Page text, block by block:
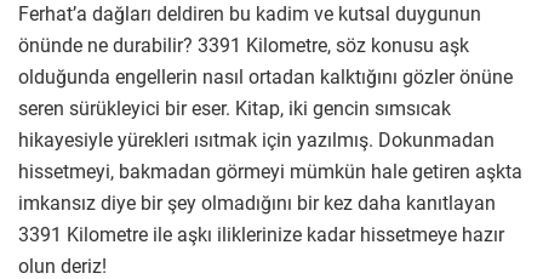
Ferhat’a dağları deldiren bu kadim ve kutsal duygunun
önünde ne durabilir? 3391 Kilometre, söz konusu aşk
olduğunda engellerin nasıl ortadan kalktığını gözler önüne
seren sürükleyici bir eser. Kitap, iki gencin sımsıcak
hikayesiyle yürekleri ısıtmak için yazılmış. Dokunmadan
hissetmeyi, bakmadan görmeyi mümkün hale getiren aşkta
imkansız diye bir şey olmadığını bir kez daha kanıtlayan
3391 Kilometre ile aşkı iliklerinize kadar hissetmeye hazır
olun deriz!